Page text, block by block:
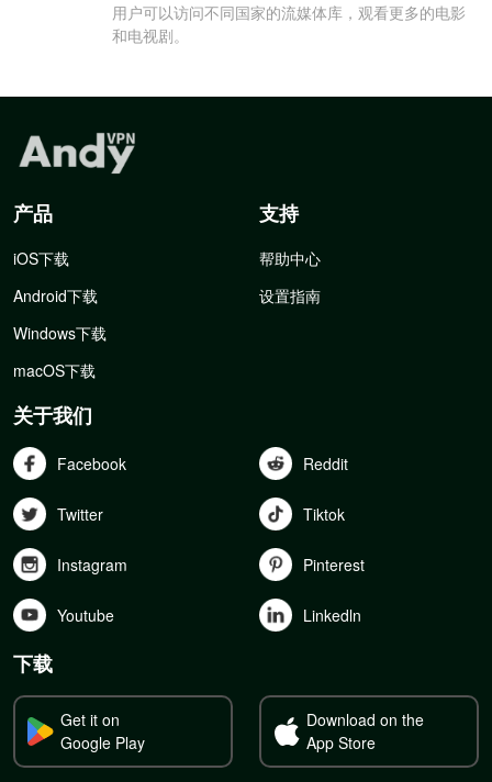
用户可以访问不同国家的流媒体库，观看更多的电影
和电视剧。
产品
iOS下载
Android下载
Windows下载
macOS下载
支持
帮助中心
设置指南
关于我们
Facebook Reddit
Twitter Tiktok
Instagram Pinterest
Youtube Linkedln
下载
Get it on
Google Play
Download on the
App Store